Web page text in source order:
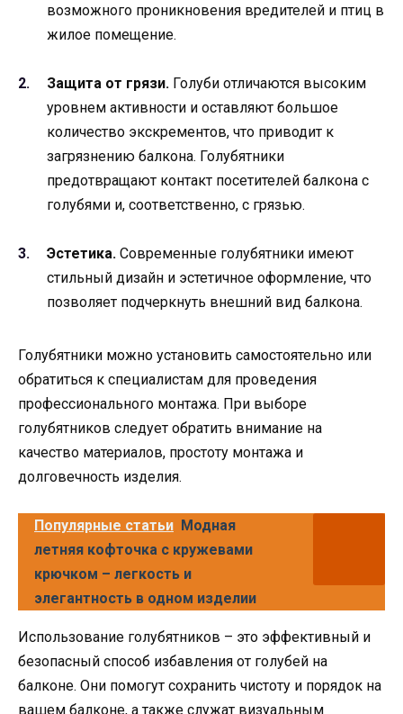
возможного проникновения вредителей и птиц в
жилое помещение.
Защита от грязи. Голуби отличаются высоким
уровнем активности и оставляют большое
количество экскрементов, что приводит к
загрязнению балкона. Голубятники
предотвращают контакт посетителей балкона с
голубями и, соответственно, с грязью.
Эстетика. Современные голубятники имеют
стильный дизайн и эстетичное оформление, что
позволяет подчеркнуть внешний вид балкона.
Голубятники можно установить самостоятельно или
обратиться к специалистам для проведения
профессионального монтажа. При выборе
голубятников следует обратить внимание на
качество материалов, простоту монтажа и
долговечность изделия.
Популярные статьи Модная
летняя кофточка с кружевами
крючком – легкость и
элегантность в одном изделии
Использование голубятников – это эффективный и
безопасный способ избавления от голубей на
балконе. Они помогут сохранить чистоту и порядок на
вашем балконе, а также служат визуальным